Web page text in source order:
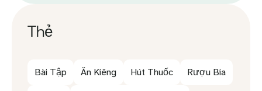
Thẻ
Bài Tập Ăn Kiêng Hút Thuốc Rượu Bia